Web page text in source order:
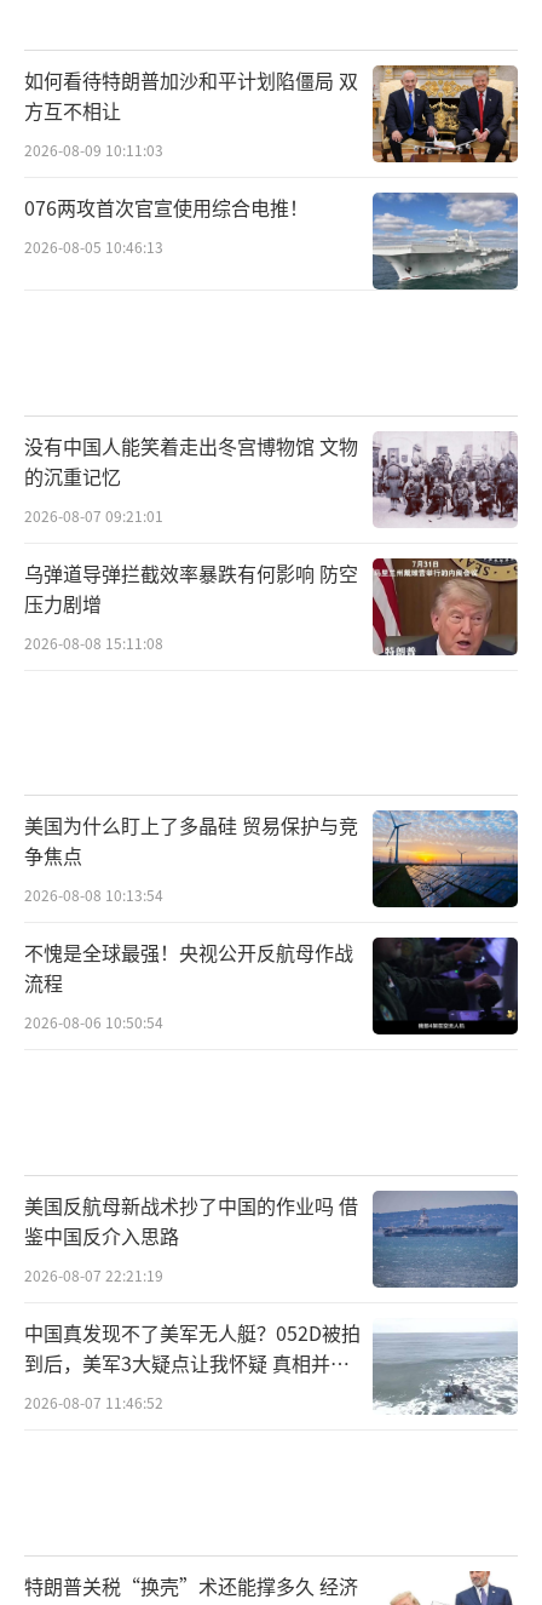
如何看待特朗普加沙和平计划陷僵局 双
方互不相让
2026-08-09 10:11:03
076两攻首次官宣使用综合电推！
2026-08-05 10:46:13
没有中国人能笑着走出冬宫博物馆 文物
的沉重记忆
2026-08-07 09:21:01
乌弹道导弹拦截效率暴跌有何影响 防空
压力剧增
2026-08-08 15:11:08
美国为什么盯上了多晶硅 贸易保护与竞
争焦点
2026-08-08 10:13:54
不愧是全球最强！央视公开反航母作战
流程
2026-08-06 10:50:54
美国反航母新战术抄了中国的作业吗 借
鉴中国反介入思路
2026-08-07 22:21:19
中国真发现不了美军无人艇？052D被拍
到后，美军3大疑点让我怀疑 真相并非
如此
2026-08-07 11:46:52
特朗普关税“换壳”术还能撑多久 经济